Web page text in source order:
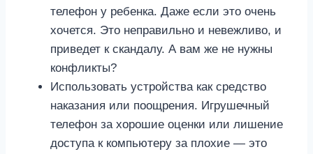
телефон у ребенка. Даже если это очень
хочется. Это неправильно и невежливо, и
приведет к скандалу. А вам же не нужны
конфликты?
Использовать устройства как средство
наказания или поощрения. Игрушечный
телефон за хорошие оценки или лишение
доступа к компьютеру за плохие — это